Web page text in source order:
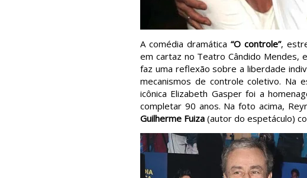
A comédia dramática “O controle”,
em cartaz no Teatro Cândido Mendes,
faz uma reflexão sobre a liberdade
mecanismos de controle coletivo. Na
icônica Elizabeth Gasper foi a
completar 90 anos. Na foto acima,
Guilherme Fuiza (autor do espetáculo)